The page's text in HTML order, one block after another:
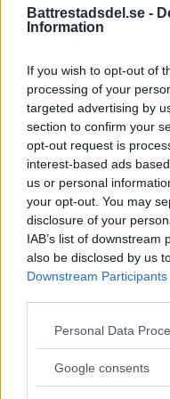
Battrestadsdel.se -
Information
If you wish to opt-out of
processing of your
targeted advertising by
section to confirm your
opt-out request is
interest-based ads
us or personal
your opt-out. You may
disclosure of your
IAB’s list of
also be disclosed by us
Downstream Participants
Please note that this
not limited to your visit
Personal Data
Google consents
musikal –
Alice Stenberg är
Annons:
Bilist körde
på cykel
På
färdades på […]